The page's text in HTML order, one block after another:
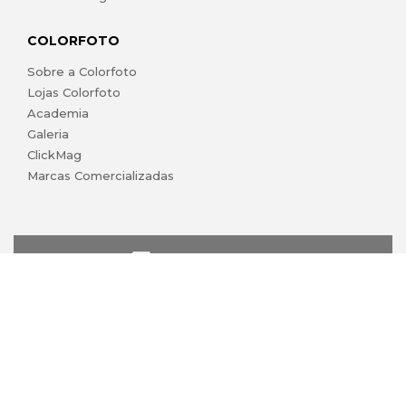
COLORFOTO
Sobre a Colorfoto
Lojas Colorfoto
Academia
Galeria
ClickMag
Marcas Comercializadas
lojaonline@colorfoto.pt